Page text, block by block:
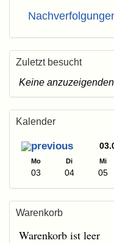
Zuletzt besucht
Keine
Kalender
Mo Di Mi
03 04 05
Warenkorb
Warenkorb ist leer